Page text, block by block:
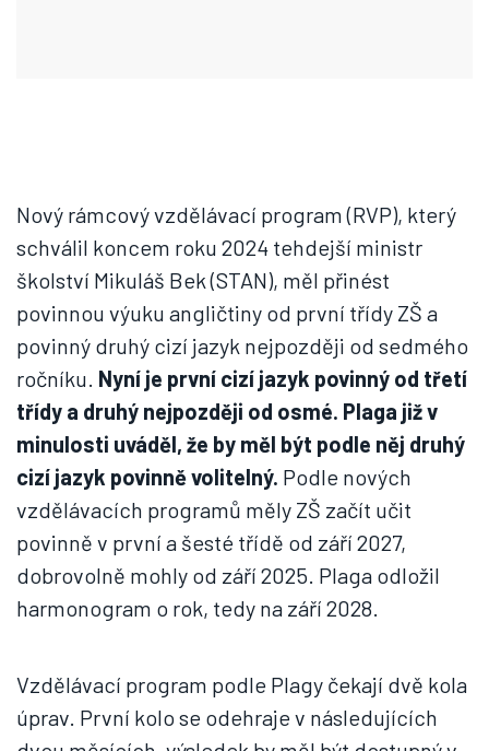
Nový rámcový vzdělávací program (RVP), který
schválil koncem roku 2024 tehdejší ministr
školství Mikuláš Bek (STAN), měl přinést
povinnou výuku angličtiny od první třídy ZŠ a
povinný druhý cizí jazyk nejpozději od sedmého
ročníku. Nyní je první cizí jazyk povinný od třetí
třídy a druhý nejpozději od osmé. Plaga již v
minulosti uváděl, že by měl být podle něj druhý
cizí jazyk povinně volitelný. Podle nových
vzdělávacích programů měly ZŠ začít učit
povinně v první a šesté třídě od září 2027,
dobrovolně mohly od září 2025. Plaga odložil
harmonogram o rok, tedy na září 2028.
Vzdělávací program podle Plagy čekají dvě kola
úprav. První kolo se odehraje v následujících